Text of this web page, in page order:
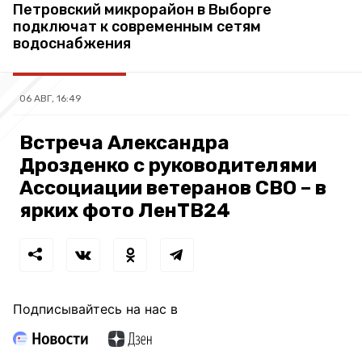
Петровский микрорайон в Выборге
подключат к современным сетям
водоснабжения
06 АВГ, 16:49
Встреча Александра
Дрозденко с руководителями
Ассоциации ветеранов СВО – в
ярких фото ЛенТВ24
Подписывайтесь на нас в